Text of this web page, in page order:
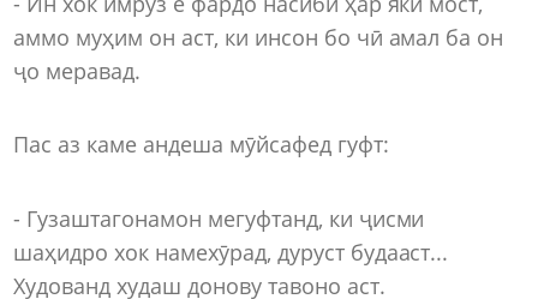
аммо муҳим он аст, ки инсон бо чӣ амал ба он
ҷо меравад.
Пас аз каме андеша мӯйсафед гуфт:
- Гузаштагонамон мегуфтанд, ки ҷисми
шаҳидро хок намехӯрад, дуруст будааст...
Худованд худаш донову тавоно аст.